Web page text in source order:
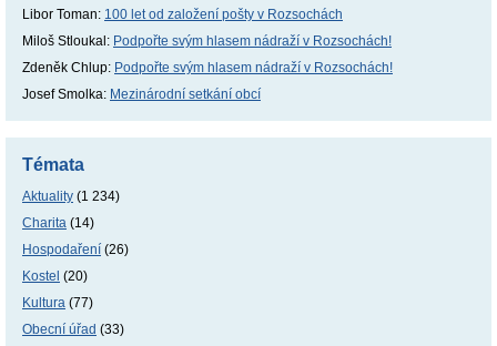
Libor Toman: 100 let od založení pošty v Rozsochách
Miloš Stloukal: Podpořte svým hlasem nádraží v Rozsochách!
Zdeněk Chlup: Podpořte svým hlasem nádraží v Rozsochách!
Josef Smolka: Mezinárodní setkání obcí
Témata
Aktuality (1 234)
Charita (14)
Hospodaření (26)
Kostel (20)
Kultura (77)
Obecní úřad (33)